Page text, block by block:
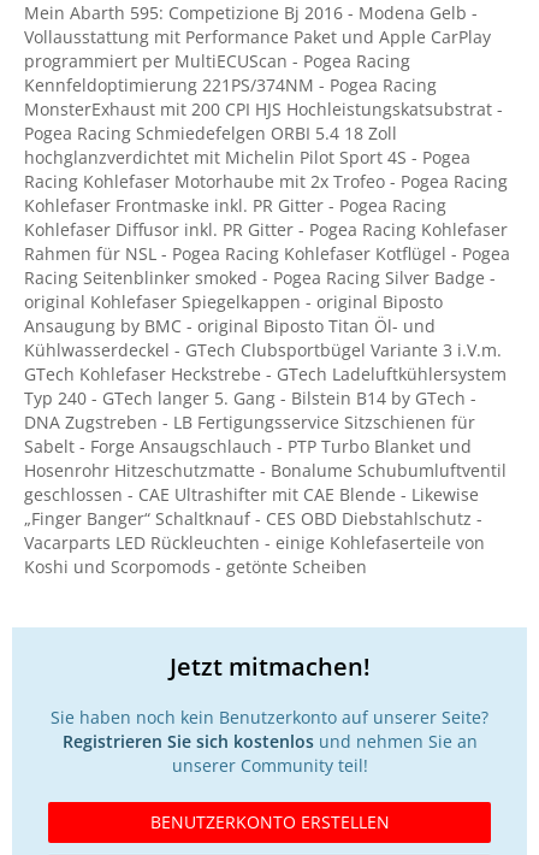
Mein Abarth 595: Competizione Bj 2016 - Modena Gelb -
Vollausstattung mit Performance Paket und Apple CarPlay
programmiert per MultiECUScan - Pogea Racing
Kennfeldoptimierung 221PS/374NM - Pogea Racing
MonsterExhaust mit 200 CPI HJS Hochleistungskatsubstrat -
Pogea Racing Schmiedefelgen ORBI 5.4 18 Zoll
hochglanzverdichtet mit Michelin Pilot Sport 4S - Pogea
Racing Kohlefaser Motorhaube mit 2x Trofeo - Pogea Racing
Kohlefaser Frontmaske inkl. PR Gitter - Pogea Racing
Kohlefaser Diffusor inkl. PR Gitter - Pogea Racing Kohlefaser
Rahmen für NSL - Pogea Racing Kohlefaser Kotflügel - Pogea
Racing Seitenblinker smoked - Pogea Racing Silver Badge -
original Kohlefaser Spiegelkappen - original Biposto
Ansaugung by BMC - original Biposto Titan Öl- und
Kühlwasserdeckel - GTech Clubsportbügel Variante 3 i.V.m.
GTech Kohlefaser Heckstrebe - GTech Ladeluftkühlersystem
Typ 240 - GTech langer 5. Gang - Bilstein B14 by GTech -
DNA Zugstreben - LB Fertigungsservice Sitzschienen für
Sabelt - Forge Ansaugschlauch - PTP Turbo Blanket und
Hosenrohr Hitzeschutzmatte - Bonalume Schubumluftventil
geschlossen - CAE Ultrashifter mit CAE Blende - Likewise
„Finger Banger“ Schaltknauf - CES OBD Diebstahlschutz -
Vacarparts LED Rückleuchten - einige Kohlefaserteile von
Koshi und Scorpomods - getönte Scheiben
Jetzt mitmachen!
Sie haben noch kein Benutzerkonto auf unserer Seite?
Registrieren Sie sich kostenlosund nehmen Sie an
unserer Community teil!
BENUTZERKONTO ERSTELLEN